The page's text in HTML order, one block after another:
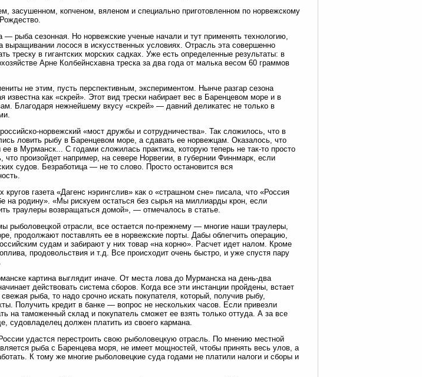
засушенном, копченом, вяленом и специально приготовленном по норвежскому
— рыба сезонная. Но норвежские ученые начали и тут применять технологию,
выращивании лосося в искусственных условиях. Отрасль эта совершенно
треску в гигантских морских садках. Уже есть определенные результаты: в
Арне Колбейнсхавна треска за два года от малька весом 60 граммов
не этим, пусть перспективным, экспериментом. Нынче разгар сезона
известна как «скрей». Этот вид трески набирает вес в Баренцевом море и в
Благодаря нежнейшему вкусу «скрей» — давний деликатес не только в
норвежский «мост дружбы и сотрудничества». Так сложилось, что в
ловить рыбу в Баренцевом море, а сдавать ее норвежцам. Оказалось, что
в Мурманск... С годами сложилась практика, которую теперь не так-то просто
что произойдет например, на севере Норвегии, в губернии Финнмарк, если
судов. Безработица — не то слово. Просто остановится вся
газета «Дагенс нэрингслив» как о «страшном сне» писала, что «Россия
на родину». «Мы рискуем остаться без сырья на миллиарды крон, если
траулеры возвращаться домой», — отмечалось в статье.
рыболовецкой отрасли, все остается по-прежнему — многие наши траулеры,
продолжают поставлять ее в норвежские порты. Дабы облегчить операцию,
судам и забирают у них товар «на корню». Расчет идет налом. Кроме
продовольствия и т.д. Все происходит очень быстро, и уже спустя пару
картина выглядит иначе. От места лова до Мурманска на день-два
действовать система сборов. Когда все эти инстанции пройдены, встает
рыба, то надо срочно искать покупателя, который, получив рыбу,
Получить кредит в банке — вопрос не нескольких часов. Если привезли
на таможенный склад и покупатель сможет ее взять только оттуда. А за все
судовладелец должен платить из своего кармана.
удастся перестроить свою рыболовецкую отрасль. По мнению местной
рыба с Баренцева моря, не имеет мощностей, чтобы принять весь улов, а
К тому же многие рыболовецкие суда годами не платили налоги и сборы и